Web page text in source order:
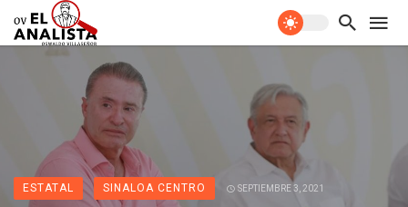
ESTATAL SINALOA CENTRO SEPTIEMBRE 3, 2021